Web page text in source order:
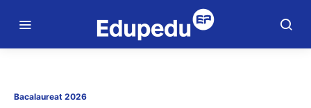
Bacalaureat 2026